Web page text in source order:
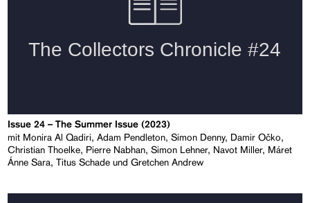
Issue 24 – The Summer Issue (2023)
mit Monira Al Qadiri, Adam Pendleton, Simon Denny, Damir Očko,
Christian Thoelke, Pierre Nabhan, Simon Lehner, Navot Miller, Máret
Ánne Sara, Titus Schade und Gretchen Andrew